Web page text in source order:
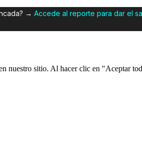
→ Accede al reporte para dar el
nuestro sitio. Al hacer clic en "Aceptar